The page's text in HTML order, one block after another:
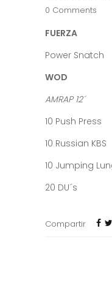
0 Comments
FUERZA
Power Snatch
WOD
AMRAP 12´
10 Push Press
10 Russian KBS
10 Jumping
20 DU´s
Compartir